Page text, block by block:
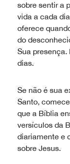
sobre sentir a
vida a cada
oferece
do
Sua presença.
dias.
Se não é sua
Santo,
que a Bíblia
versículos da
diariamente e
sobre Jesus.